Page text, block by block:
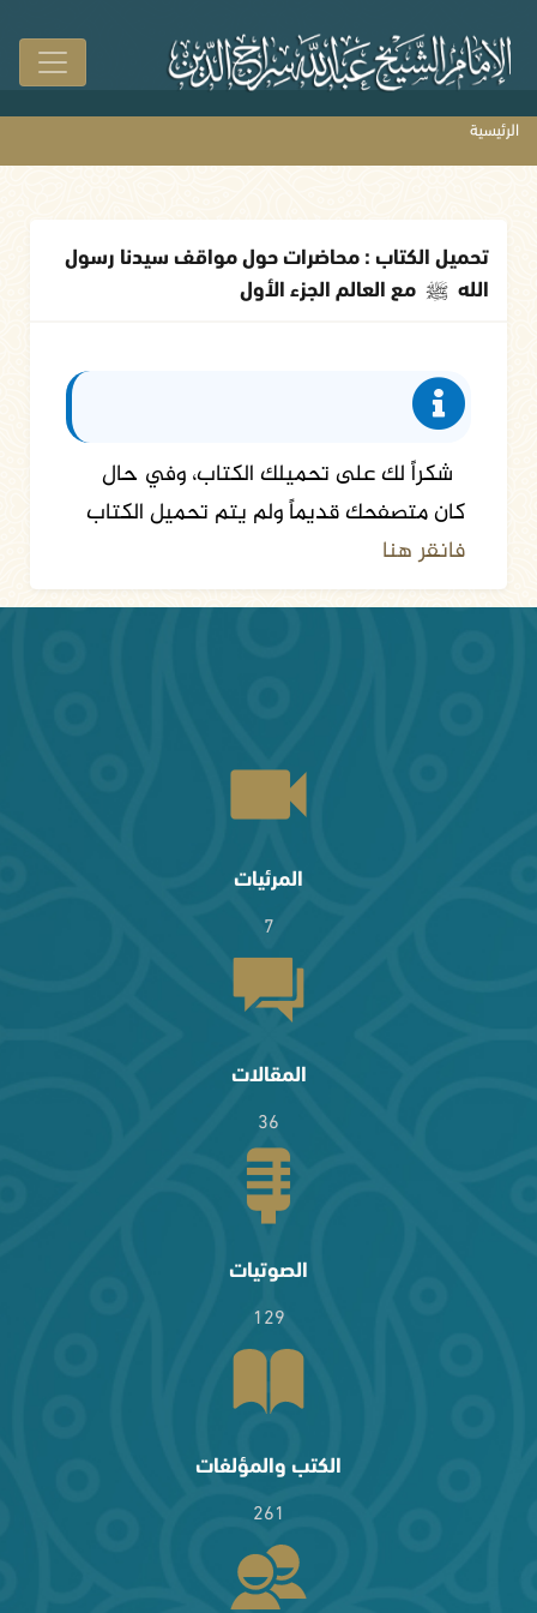
الرئيسية
تحميل الكتاب : محاضرات حول مواقف سيدنا رسول
الله ﷺ مع العالم الجزء الأول
شكراً لك على تحميلك الكتاب، وفي حال
كان متصفحك قديماً ولم يتم تحميل الكتاب
فانقر هنا
المرئيات
7
المقالات
36
الصوتيات
129
الكتب والمؤلفات
261